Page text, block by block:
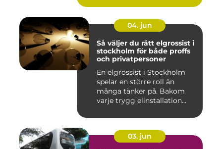
04. jun
Så väljer du rätt elgrossist i
stockholm för både proffs
och privatpersoner
En elgrossist i Stockholm
spelar en större roll än
många tänker på. Bakom
varje trygg elinstallation...
03. jun